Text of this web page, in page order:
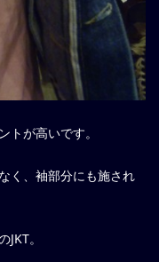
トが高いです。
く、袖部分にも施され
。